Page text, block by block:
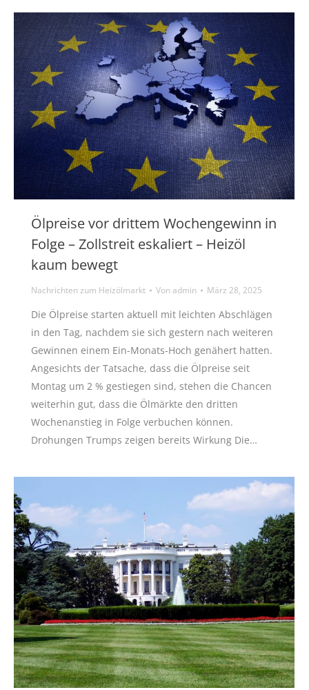
Ölpreise vor drittem Wochengewinn in
Folge – Zollstreit eskaliert – Heizöl
kaum bewegt
Nachrichten zum Heizölmarkt Vonadmin März 28, 2025
Die Ölpreise starten aktuell mit leichten Abschlägen
in den Tag, nachdem sie sich gestern nach weiteren
Gewinnen einem Ein-Monats-Hoch genähert hatten.
Angesichts der Tatsache, dass die Ölpreise seit
Montag um 2 % gestiegen sind, stehen die Chancen
weiterhin gut, dass die Ölmärkte den dritten
Wochenanstieg in Folge verbuchen können.
Drohungen Trumps zeigen bereits Wirkung Die…